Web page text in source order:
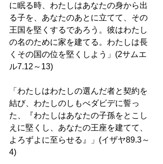
に眠る時、わたしはあなたの身から出
る子を、あなたのあとに立てて、その
王国を堅くするであろう。彼はわたし
の名のために家を建てる。わたしは長
くその国の位を堅くしよう」(2サムエ
ル7.12～13)
「わたしはわたしの選んだ者と契約を
結び、わたしのしもべダビデに誓っ
た、『わたしはあなたの子孫をとこし
えに堅くし、あなたの王座を建てて、
よろずよに至らせる』」(イザヤ89.3～
4)